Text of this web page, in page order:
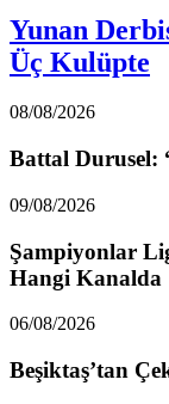
Yunan
Üç Kulüpte
08/08/2026
Battal Durusel:
09/08/2026
Şampiyonlar
Hangi Kanalda
06/08/2026
Beşiktaş’tan